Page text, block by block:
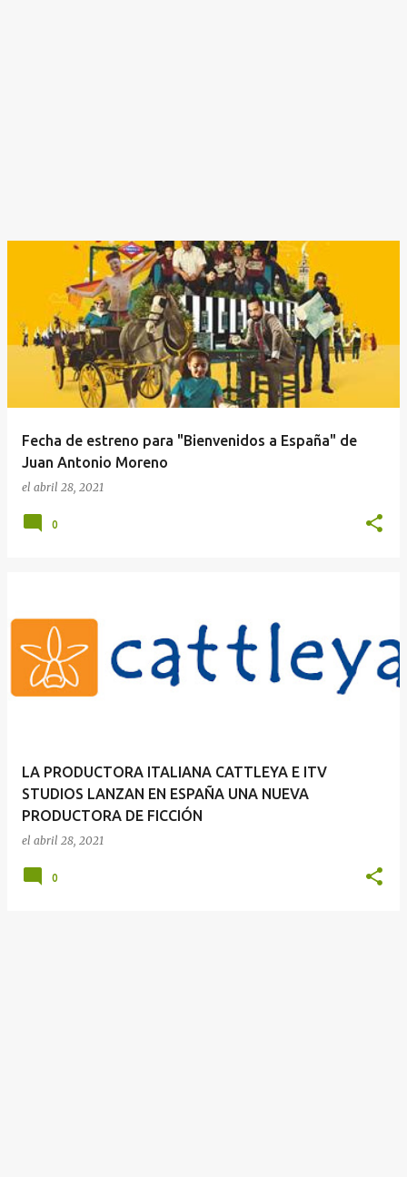
Fecha de estreno para "Bienvenidos a España" de
Juan Antonio Moreno
el abril 28, 2021
0
LA PRODUCTORA ITALIANA CATTLEYA E ITV
STUDIOS LANZAN EN ESPAÑA UNA NUEVA
PRODUCTORA DE FICCIÓN
el abril 28, 2021
0